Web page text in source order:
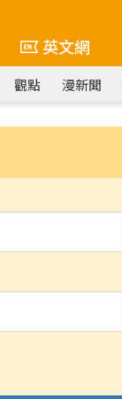
英文網
觀點 漫新聞